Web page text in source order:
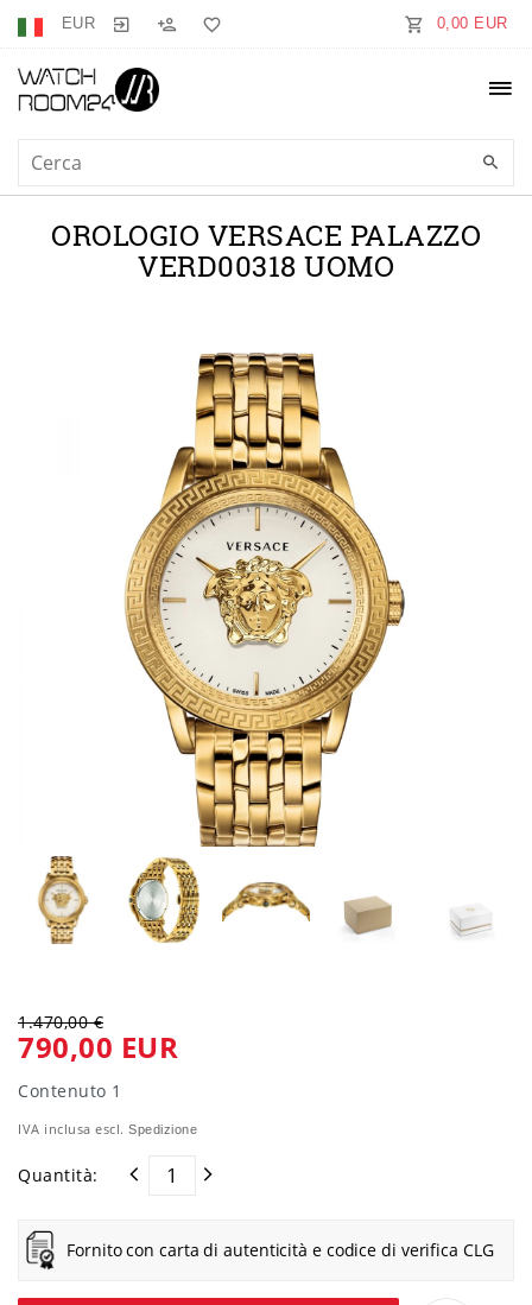
EUR 0,00 EUR
OROLOGIO VERSACE PALAZZO
VERD00318 UOMO
1.470,00 €
790,00 EUR
Contenuto 1
IVA inclusa escl. Spedizione
Quantità:
Fornito con carta di autenticità e codice di verifica CLG